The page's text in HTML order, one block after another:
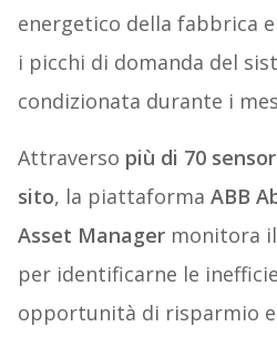
energetico della fabbrica
i picchi di domanda del
condizionata durante i
Attraverso più di 70
sito, la piattaforma ABB
Asset Managermonitora il
per identificarne le
opportunità di risparmio